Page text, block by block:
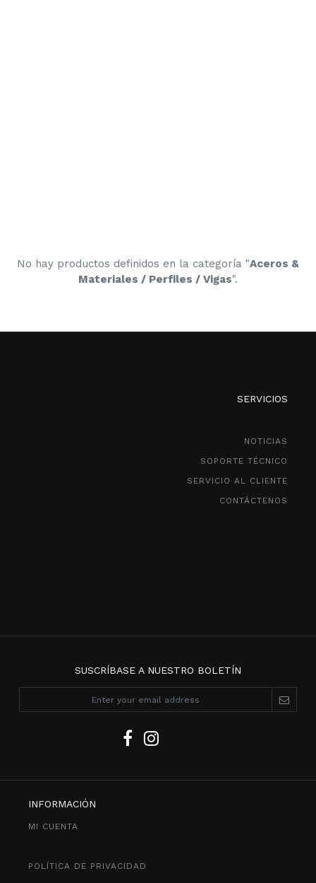
No hay productos definidos en la categoría "Aceros &
Materiales / Perfiles / Vigas".
SERVICIOS
NOTICIAS
SOPORTE TÉCNICO
SERVICIO AL CLIENTE
CONTÁCTENOS
SUSCRÍBASE A NUESTRO BOLETÍN
INFORMACIÓN
MI CUENTA
POLÍTICA DE PRIVACIDAD